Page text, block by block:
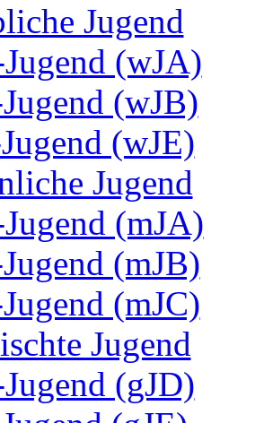
Jugend
(wJA)
(wJB)
(wJE)
Jugend
(mJA)
(mJB)
(mJC)
Jugend
(gJD)